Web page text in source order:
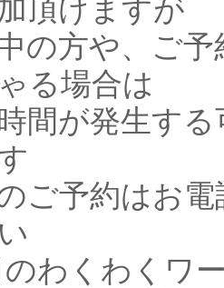
頂けますが
の方や、ご
る場合は
間が発生す
ご予約はお
のわくわくワ